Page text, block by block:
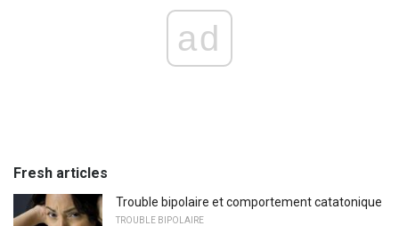
ad
Fresh articles
Trouble bipolaire et comportement catatonique
TROUBLE BIPOLAIRE